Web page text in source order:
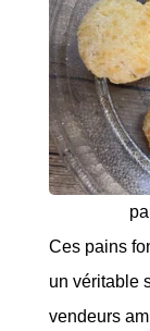
Ces pains
un véritable
vendeurs